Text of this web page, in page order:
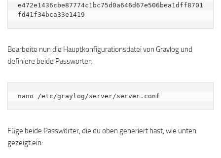
e472e1436cbe87774c1bc75d0a646d67e506bea1dff8701
Bearbeite nun die Hauptkonfigurationsdatei von Graylog und
definiere beide Passwörter:
nano /etc/graylog/server/server.conf
Füge beide Passwörter, die du oben generiert hast, wie unten
gezeigt ein: